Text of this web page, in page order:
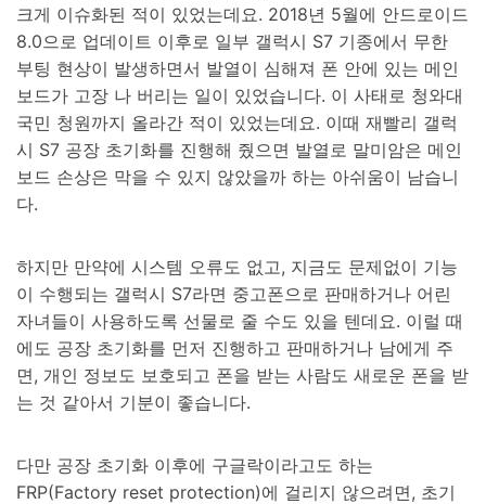
크게 이슈화된 적이 있었는데요. 2018년 5월에 안드로이드
8.0으로 업데이트 이후로 일부 갤럭시 S7 기종에서 무한
부팅 현상이 발생하면서 발열이 심해져 폰 안에 있는 메인
보드가 고장 나 버리는 일이 있었습니다. 이 사태로 청와대
국민 청원까지 올라간 적이 있었는데요. 이때 재빨리 갤럭
시 S7 공장 초기화를 진행해 줬으면 발열로 말미암은 메인
보드 손상은 막을 수 있지 않았을까 하는 아쉬움이 남습니
다.
하지만 만약에 시스템 오류도 없고, 지금도 문제없이 기능
이 수행되는 갤럭시 S7라면 중고폰으로 판매하거나 어린
자녀들이 사용하도록 선물로 줄 수도 있을 텐데요. 이럴 때
에도 공장 초기화를 먼저 진행하고 판매하거나 남에게 주
면, 개인 정보도 보호되고 폰을 받는 사람도 새로운 폰을 받
는 것 같아서 기분이 좋습니다.
다만 공장 초기화 이후에 구글락이라고도 하는
FRP(Factory reset protection)에 걸리지 않으려면, 초기